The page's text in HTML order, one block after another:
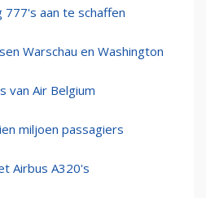
aan te schaffen
Warschau en Washington
van Air Belgium
miljoen passagiers
Airbus A320's